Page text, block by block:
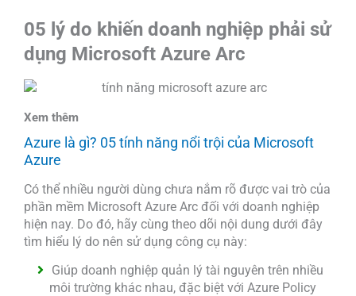
05 lý do khiến doanh nghiệp phải sử
dụng Microsoft Azure Arc
Azure là gì? 05 tính năng nổi trội của Microsoft
Azure
Có thể nhiều người dùng chưa nắm rõ được vai trò của
phần mềm Microsoft Azure Arc đối với doanh nghiệp
hiện nay. Do đó, hãy cùng theo dõi nội dung dưới đây
tìm hiểu lý do nên sử dụng công cụ này:
Giúp doanh nghiệp quản lý tài nguyên trên nhiều
môi trường khác nhau, đặc biệt với Azure Policy